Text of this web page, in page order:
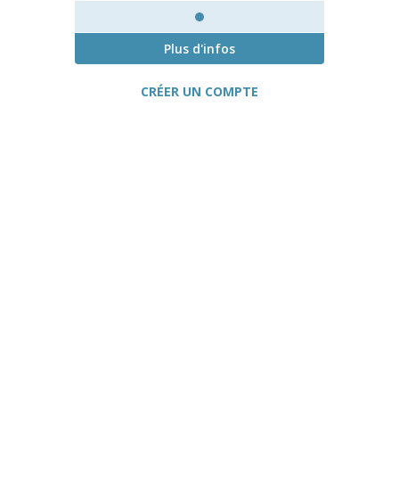
Plus d'infos
CRÉER UN COMPTE